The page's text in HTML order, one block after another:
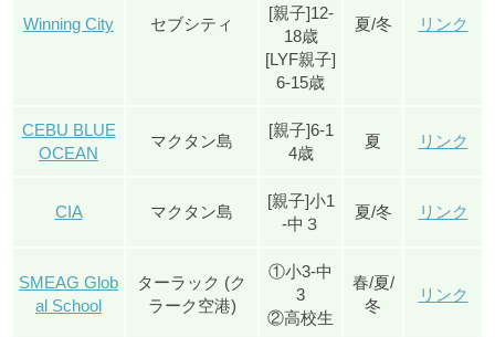
Winning City セブシティ
[親子]12-
18歳
[LYF親子]
6-15歳
夏/冬 リンク
CEBU BLUE
OCEAN
マクタン島
[親子]6-1
4歳
夏 リンク
CIA マクタン島
[親子]小1
-中３
夏/冬 リンク
SMEAG Glob
al School
ターラック (ク
ラーク空港)
①小3-中
3
②高校生
春/夏/
冬
リンク